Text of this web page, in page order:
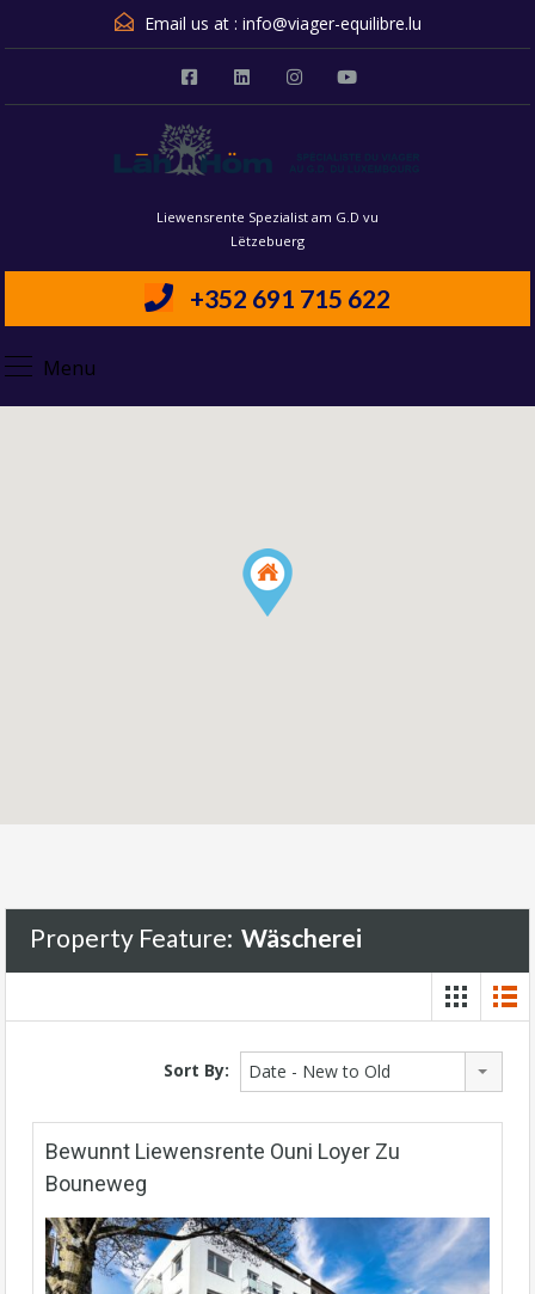
Email us at : info@viager-equilibre.lu
Liewensrente Spezialist am G.D vu
Lëtzebuerg
+352 691 715 622
Menu
Property Feature: Wäscherei
Sort By: Date - New to Old
Bewunnt Liewensrente Ouni Loyer Zu
Bouneweg